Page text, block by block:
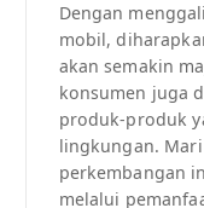
Dengan
mobil,
akan semakin
konsumen juga
produk-produk
lingkungan.
perkembangan
melalui